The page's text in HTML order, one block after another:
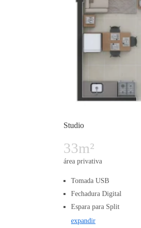
Studio
33m²
área privativa
Tomada USB
Fechadura Digital
Espara para Split
expandir